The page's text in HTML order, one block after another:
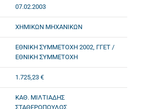
07.02.2003
ΧΗΜΙΚΩΝ ΜΗΧΑΝΙΚΩΝ
ΕΘΝΙΚΗ ΣΥΜΜΕΤΟΧΗ 2002, ΓΓΕΤ /
ΕΘΝΙΚΗ ΣΥΜΜΕΤΟΧΗ
1.725,23 €
ΚΑΘ. ΜΙΛΤΙΑΔΗΣ
ΣΤΑΘΕΡΟΠΟΥΛΟΣ